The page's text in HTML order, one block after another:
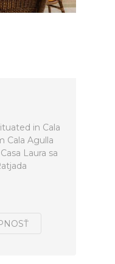
in Cala
Cala Agulla
Laura sa